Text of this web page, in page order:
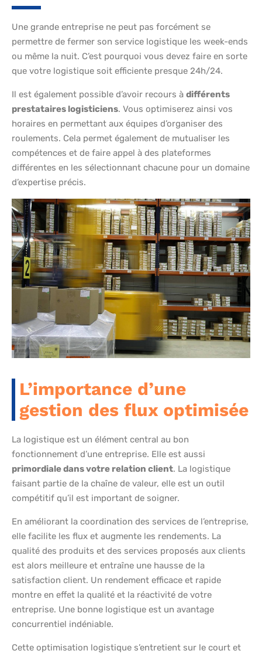
Une grande entreprise ne peut pas forcément se
permettre de fermer son service logistique les week-ends
ou même la nuit. C’est pourquoi vous devez faire en sorte
que votre logistique soit efficiente presque 24h/24.
Il est également possible d’avoir recours à différents
prestataires logisticiens. Vous optimiserez ainsi vos
horaires en permettant aux équipes d’organiser des
roulements. Cela permet également de mutualiser les
compétences et de faire appel à des plateformes
différentes en les sélectionnant chacune pour un domaine
d’expertise précis.
L’importance d’une
gestion des flux optimisée
La logistique est un élément central au bon
fonctionnement d’une entreprise. Elle est aussi
primordiale dans votre relation client. La logistique
faisant partie de la chaîne de valeur, elle est un outil
compétitif qu’il est important de soigner.
En améliorant la coordination des services de l’entreprise,
elle facilite les flux et augmente les rendements. La
qualité des produits et des services proposés aux clients
est alors meilleure et entraîne une hausse de la
satisfaction client. Un rendement efficace et rapide
montre en effet la qualité et la réactivité de votre
entreprise. Une bonne logistique est un avantage
concurrentiel indéniable.
Cette optimisation logistique s’entretient sur le court et